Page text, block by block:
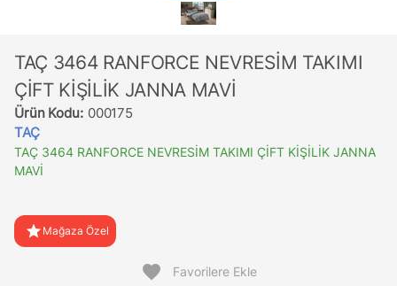
TAÇ 3464 RANFORCE NEVRESİM TAKIMI
ÇİFT KİŞİLİK JANNA MAVİ
Ürün Kodu: 000175
TAÇ
TAÇ 3464 RANFORCE NEVRESİM TAKIMI ÇİFT KİŞİLİK JANNA
MAVİ
star Mağaza Özel
favorite Favorilere Ekle